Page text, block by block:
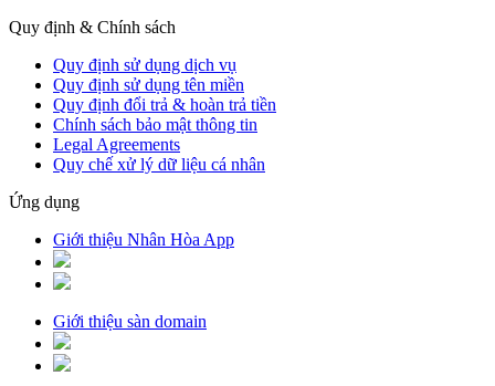
Quy định & Chính sách
Quy định sử dụng dịch vụ
Quy định sử dụng tên miền
Quy định đổi trả & hoàn trả tiền
Chính sách bảo mật thông tin
Legal Agreements
Quy chế xử lý dữ liệu cá nhân
Ứng dụng
Giới thiệu Nhân Hòa App
Giới thiệu sàn domain